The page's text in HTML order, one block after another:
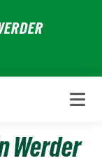
Werder